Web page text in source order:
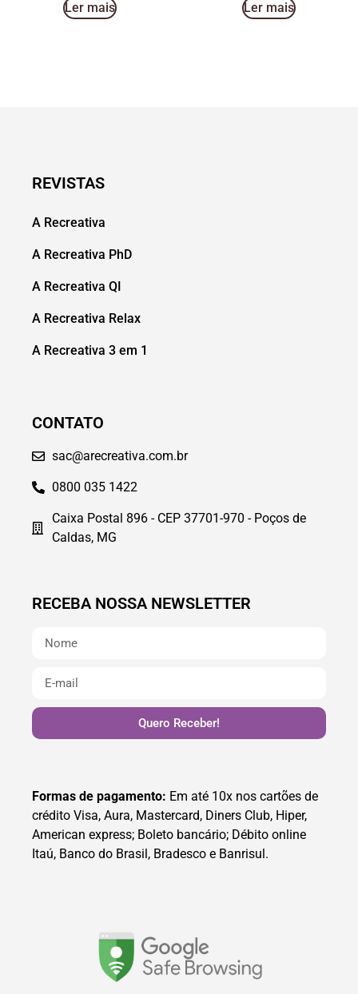
Ler mais Ler mais
REVISTAS
A Recreativa
A Recreativa PhD
A Recreativa QI
A Recreativa Relax
A Recreativa 3 em 1
CONTATO
sac@arecreativa.com.br
0800 035 1422
Caixa Postal 896 - CEP 37701-970 - Poços de
Caldas, MG
RECEBA NOSSA NEWSLETTER
Quero Receber!
Formas de pagamento: Em até 10x nos cartões de
crédito Visa, Aura, Mastercard, Diners Club, Hiper,
American express; Boleto bancário; Débito online
Itaú, Banco do Brasil, Bradesco e Banrisul.